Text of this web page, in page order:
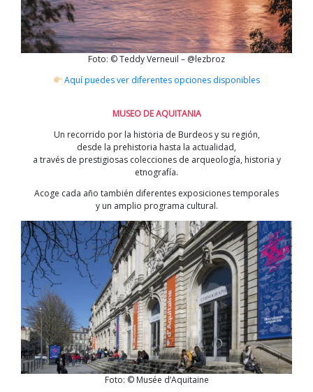
Foto: © Teddy Verneuil – @lezbroz
Aquí puedes ver diferentes opciones disponibles
MUSEO DE AQUITANIA
Un recorrido por la historia de Burdeos y su región,
desde la prehistoria hasta la actualidad,
a través de prestigiosas colecciones de arqueología, historia y
etnografía.
Acoge cada año también diferentes exposiciones temporales
y un amplio programa cultural.
Foto: © Musée d’Aquitaine